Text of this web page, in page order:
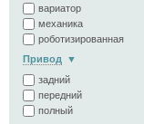
вариатор
механика
роботизированная
Привод
задний
передний
полный